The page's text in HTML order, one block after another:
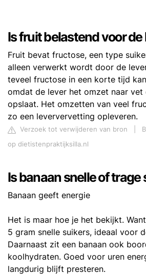
Is fruit belastend voor de
Fruit bevat fructose, een type
alleen verwerkt wordt door de
teveel fructose in een korte tijd
omdat de lever het omzet naar vet
opslaat. Het omzetten van veel
zo een leververvetting opleveren.
Verzoek tot verwijderen van bron
op dietistenpraktijksilla.nl
Is banaan snelle of trage
Banaan geeft energie
Het is maar hoe je het bekijkt.
5 gram snelle suikers, ideaal voor
Daarnaast zit een banaan ook
koolhydraten. Goed voor uren
langdurig blijft presteren.